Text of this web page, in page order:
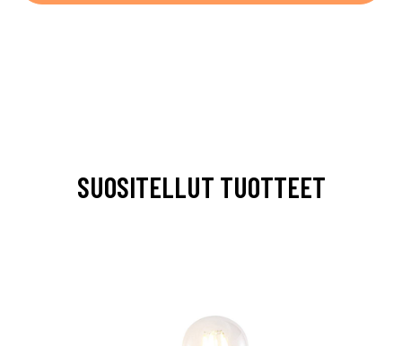
SUOSITELLUT TUOTTEET